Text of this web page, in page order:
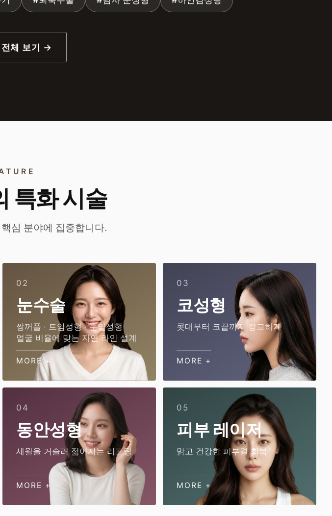
전체 보기 →
특화 시술
핵심 분야에 집중합니다.
02
눈수술
쌍꺼풀 · 트임성형 · 눈밑성형
얼굴 비율에 맞는 자연 라인 설계
MORE +
03
코성형
콧대부터 코끝까지 정교하게
MORE +
04
동안성형
세월을 거슬러 젊어지는 리프팅
MORE +
05
피부 레이저
맑고 건강한 피부결 회복
MORE +